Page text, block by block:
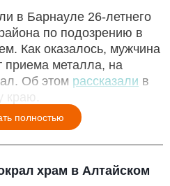
в Барнауле 26-летнего
по подозрению в
Как оказалось, мужчина
приема металла, на
Об этом рассказали в
полностью
храм в Алтайском